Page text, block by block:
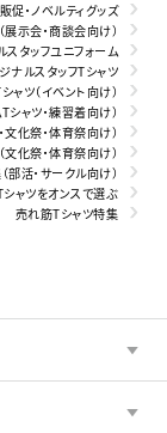
促・ノベルティグッズ
展示会・商談会向け）
スタッフユニフォーム
ナルスタッフTシャツ
ャツ（イベント向け）
シャツ・練習着向け）
文化祭・体育祭向け）
文化祭・体育祭向け）
部活・サークル向け）
ャツをオンスで選ぶ
売れ筋Tシャツ特集